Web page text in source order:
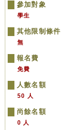
參加對象
學生
其他限制條件
無
報名費
免費
人數名額
50 人
尚餘名額
0 人